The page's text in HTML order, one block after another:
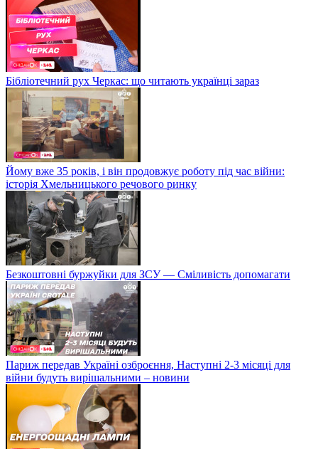
Бібліотечний рух Черкас: що читають українці зараз
Йому вже 35 років, і він продовжує роботу під час війни:
історія Хмельницького речового ринку
Безкоштовні буржуйки для ЗСУ — Сміливість допомагати
Париж передав Україні озброєння, Наступні 2-3 місяці для
війни будуть вирішальними – новини